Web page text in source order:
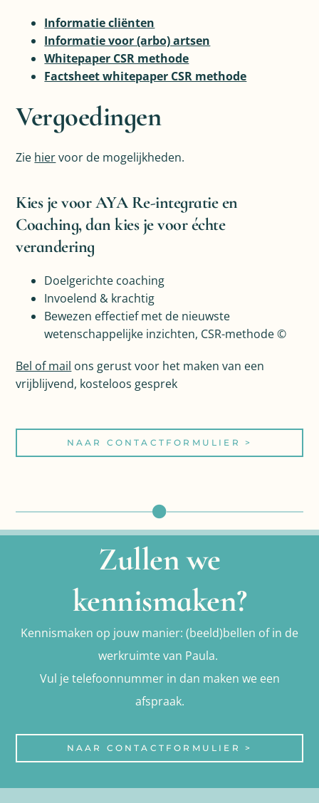
Informatie cliënten
Informatie voor (arbo) artsen
Whitepaper CSR methode
Factsheet whitepaper CSR methode
Vergoedingen
Zie hiervoor de mogelijkheden.
Kies je voor AYA Re-integratie en
Coaching, dan kies je voor échte
verandering
Doelgerichte coaching
Invoelend & krachtig
Bewezen effectief met de nieuwste
wetenschappelijke inzichten, CSR-methode ©
Bel of mail ons gerust voor het maken van een
vrijblijvend, kosteloos gesprek
NAAR CONTACTFORMULIER >
Zullen we
kennismaken?
Kennismaken op jouw manier: (beeld)bellen of in de
werkruimte van Paula.
Vul je telefoonnummer in dan maken we een
afspraak.
NAAR CONTACTFORMULIER >